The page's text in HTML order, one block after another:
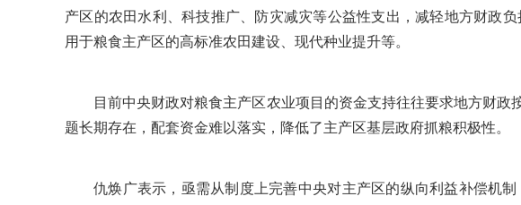
产区的农田水利、科技推广、防灾减灾等公益性支出，减轻地方财政
用于粮食主产区的高标准农田建设、现代种业提升等。
目前中央财政对粮食主产区农业项目的资金支持往往要求地方财政
题长期存在，配套资金难以落实，降低了主产区基层政府抓粮积极性。
仇焕广表示，亟需从制度上完善中央对主产区的纵向利益补偿机